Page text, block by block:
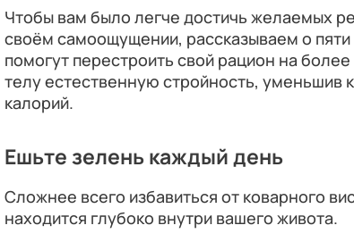
Чтобы вам было легче достичь желаемых
своём самоощущении, рассказываем о пяти
помогут перестроить свой рацион на
телу естественную стройность, уменьшив
калорий.
Ешьте зелень каждый день
Сложнее всего избавиться от коварного
находится глубоко внутри вашего живота.